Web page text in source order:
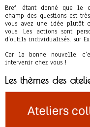
Bref, étant donné que le
champ des questions est
vous avez une idée plutôt
vous. Les actions sont
d’outils individualisés, sur
Car la bonne nouvelle,
intervenir chez vous !
Les thèmes des